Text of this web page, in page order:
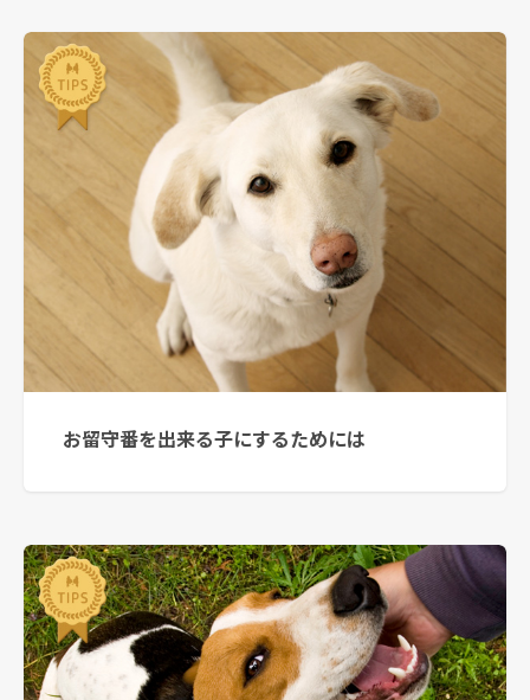
お留守番を出来る子にするためには